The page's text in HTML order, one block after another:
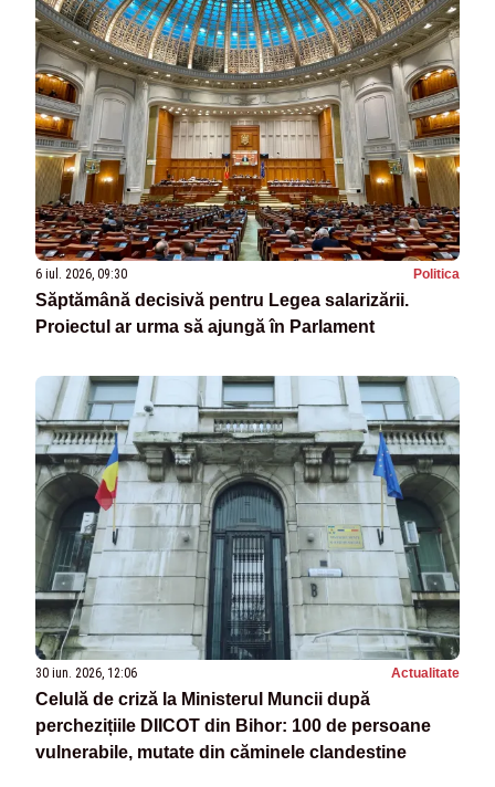
6 iul. 2026, 09:30 Politica
Săptămână decisivă pentru Legea salarizării.
Proiectul ar urma să ajungă în Parlament
30 iun. 2026, 12:06 Actualitate
Celulă de criză la Ministerul Muncii după
perchezițiile DIICOT din Bihor: 100 de persoane
vulnerabile, mutate din căminele clandestine